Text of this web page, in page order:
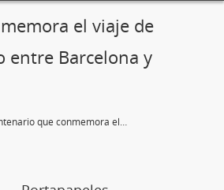
el viaje de
entre Barcelona y
Tren del Centenario que conmemora el viaje de inauguración del primer ferrocarril español, que realizó el trayecto entre Barcelona y Mataró